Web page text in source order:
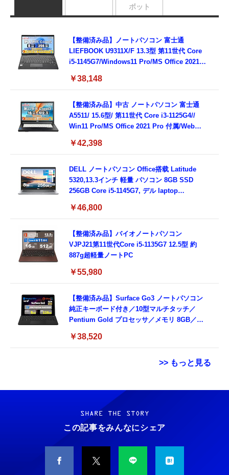
【整備済み品】ノートパソコン 富士通
LIEFBOOK U9311X/F 13.3型 第11世代 Core
i5-1145G7/Windows11 Pro/MS Office 2021搭
Type-C/360度回転対応/有線静音マウス付
8GB,SSD256GB)
￥38,148
【整備済み品】中古 ノートパソコン 富士通
A5511/ 15.6型/ 第11世代 Core i3-1125G4//
Win11 Pro/MS Office 2021 Pro 付属/Webカ
3.0)/ 有線静音マウス付属/ 180日保証（メモリ
￥42,398
DELL ノートパソコン Office搭载 Latitude
5320,13.3インチ 軽量 パソコン 8GB SSD
256GB Core i5-1145G7, デル laptop
ド付き (整備済み品)
￥46,800
【整備済み品】バイオノートパソコン
VJPJ21第11世代Core i5-1135G7 12.5型 約
887g超軽量ノートPC
￥55,980
【整備済み品】Surface Go3 ノートパソコン
純正キーボード付き／10型マルチタッチ／
Pentium Gold プロセッサ／メモリ 8GB／
Bluetooth5.0／USB-C／1080p顔認証カメラ
￥38,520
>> もっと見る
Grithope イヤホン タイプC【2026新モデル
耐久性】 有線イヤホン マイク付き HiFi音質
ノイズ低減 重低音 遅延なし
￥949
タイプc 寝ホンイヤホン 寝ホン type-c 有線
睡眠用イヤホン 【音質強化バージョン
ボット
霊界コミュニケーションロボット BAKETAN
WARASHI ばけたん ワラシ 改 KAI
￥5,400
M10SR AIペット（コミュニケーションロボッ
SHARE THE STORY
この記事をみんなにシェア